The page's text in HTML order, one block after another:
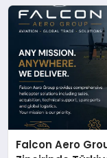
Falcon Aero